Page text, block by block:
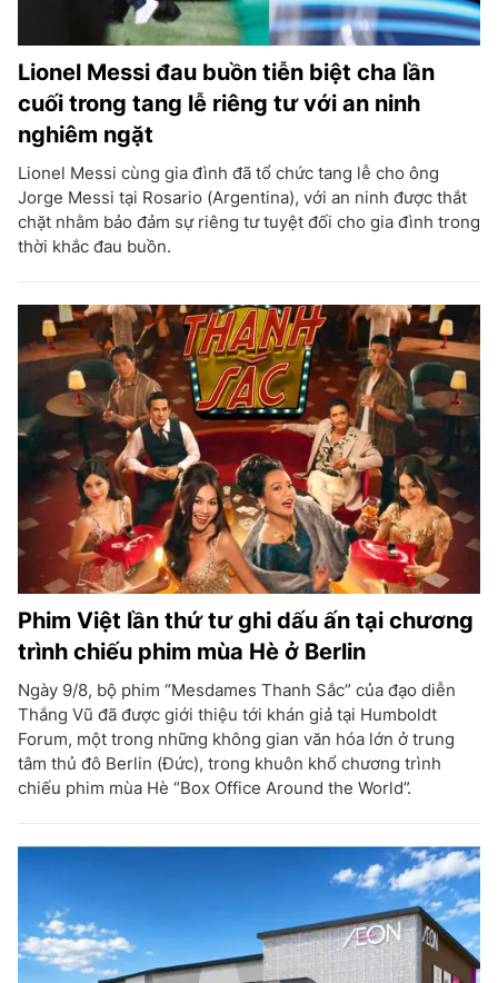
Lionel Messi đau buồn tiễn biệt cha lần
cuối trong tang lễ riêng tư với an ninh
nghiêm ngặt
Lionel Messi cùng gia đình đã tổ chức tang lễ cho ông
Jorge Messi tại Rosario (Argentina), với an ninh được thắt
chặt nhằm bảo đảm sự riêng tư tuyệt đối cho gia đình trong
thời khắc đau buồn.
Phim Việt lần thứ tư ghi dấu ấn tại chương
trình chiếu phim mùa Hè ở Berlin
Ngày 9/8, bộ phim “Mesdames Thanh Sắc” của đạo diễn
Thắng Vũ đã được giới thiệu tới khán giả tại Humboldt
Forum, một trong những không gian văn hóa lớn ở trung
tâm thủ đô Berlin (Đức), trong khuôn khổ chương trình
chiếu phim mùa Hè “Box Office Around the World”.